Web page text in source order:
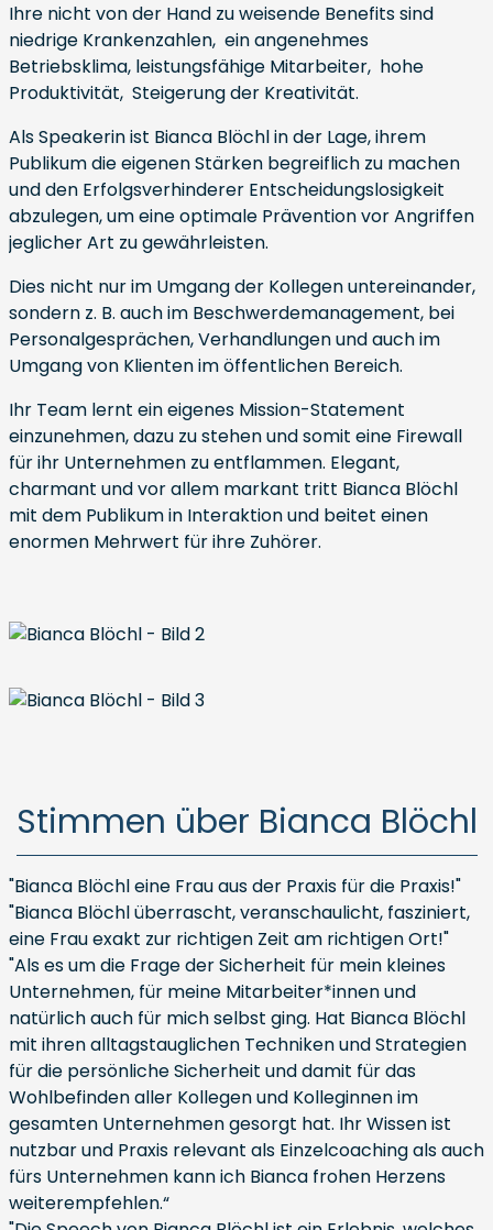
Ihre nicht von der Hand zu weisende Benefits sind
niedrige Krankenzahlen, ein angenehmes
Betriebsklima, leistungsfähige Mitarbeiter, hohe
Produktivität, Steigerung der Kreativität.
Als Speakerin ist Bianca Blöchl in der Lage, ihrem
Publikum die eigenen Stärken begreiflich zu machen
und den Erfolgsverhinderer Entscheidungslosigkeit
abzulegen, um eine optimale Prävention vor Angriffen
jeglicher Art zu gewährleisten.
Dies nicht nur im Umgang der Kollegen untereinander,
sondern z. B. auch im Beschwerdemanagement, bei
Personalgesprächen, Verhandlungen und auch im
Umgang von Klienten im öffentlichen Bereich.
Ihr Team lernt ein eigenes Mission-Statement
einzunehmen, dazu zu stehen und somit eine Firewall
für ihr Unternehmen zu entflammen. Elegant,
charmant und vor allem markant tritt Bianca Blöchl
mit dem Publikum in Interaktion und beitet einen
enormen Mehrwert für ihre Zuhörer.
Stimmen über Bianca Blöchl
"Bianca Blöchl eine Frau aus der Praxis für die Praxis!"
"Bianca Blöchl überrascht, veranschaulicht, fasziniert,
eine Frau exakt zur richtigen Zeit am richtigen Ort!"
"Als es um die Frage der Sicherheit für mein kleines
Unternehmen, für meine Mitarbeiter*innen und
natürlich auch für mich selbst ging. Hat Bianca Blöchl
mit ihren alltagstauglichen Techniken und Strategien
für die persönliche Sicherheit und damit für das
Wohlbefinden aller Kollegen und Kolleginnen im
gesamten Unternehmen gesorgt hat. Ihr Wissen ist
nutzbar und Praxis relevant als Einzelcoaching als auch
fürs Unternehmen kann ich Bianca frohen Herzens
weiterempfehlen.“